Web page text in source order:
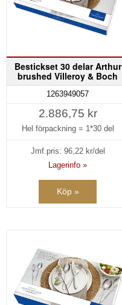
Bestickset 30 delar Arthur
brushed Villeroy & Boch
1263949057
2.886,75 kr
Hel förpackning = 1*30 del
Jmf.pris: 96,22kr/del
Lagerinfo »
Köp »